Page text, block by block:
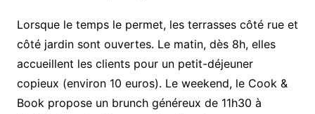
Lorsque le temps le permet, les terrasses côté rue et
côté jardin sont ouvertes. Le matin, dès 8h, elles
accueillent les clients pour un petit-déjeuner
copieux (environ 10 euros). Le weekend, le Cook &
Book propose un brunch généreux de 11h30 à